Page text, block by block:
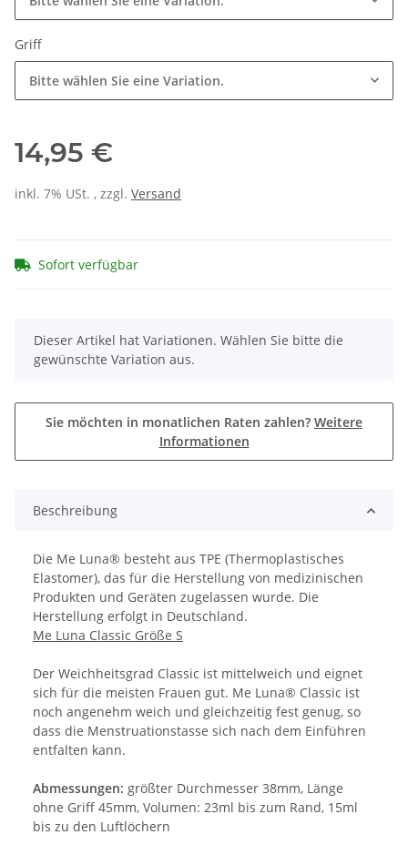
Griff
Bitte wählen Sie eine Variation.
14,95 €
inkl. 7% USt. , zzgl. Versand
Sofort verfügbar
x
Dieser Artikel hat Variationen. Wählen Sie bitte die
gewünschte Variation aus.
Sie möchten in monatlichen Raten zahlen? Weitere
Informationen
Beschreibung
Die Me Luna® besteht aus TPE (Thermoplastisches
Elastomer), das für die Herstellung von medizinischen
Produkten und Geräten zugelassen wurde. Die
Herstellung erfolgt in Deutschland.
Me Luna Classic Größe S
Der Weichheitsgrad Classic ist mittelweich und eignet
sich für die meisten Frauen gut. Me Luna® Classic ist
noch angenehm weich und gleichzeitig fest genug, so
dass die Menstruationstasse sich nach dem Einführen
entfalten kann.
Abmessungen: größter Durchmesser 38mm, Länge
ohne Griff 45mm, Volumen: 23ml bis zum Rand, 15ml
bis zu den Luftlöchern